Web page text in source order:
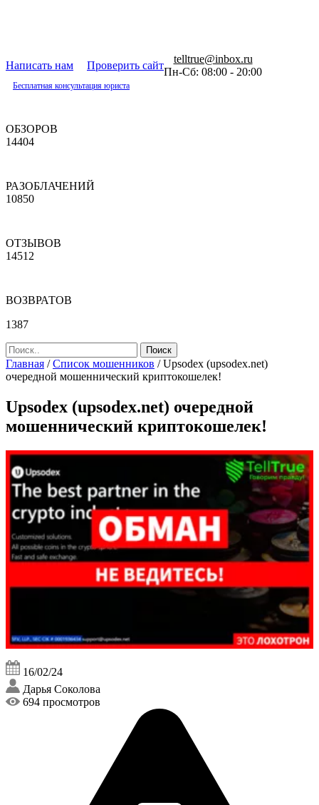
Написать нам Проверить сайт
telltrue@inbox.ru
Пн-Сб: 08:00 - 20:00
Бесплатная консультация юриста
ОБЗОРОВ
14404
РАЗОБЛАЧЕНИЙ
10850
ОТЗЫВОВ
14512
ВОЗВРАТОВ
1387
Главная /Список мошенников /Upsodex (upsodex.net)
очередной мошеннический криптокошелек!
Upsodex (upsodex.net) очередной
мошеннический криптокошелек!
16/02/24
Дарья Соколова
694 просмотров